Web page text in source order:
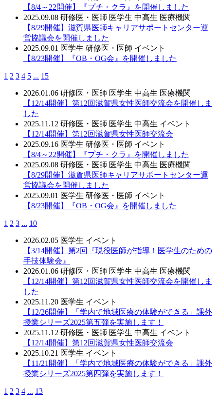
【8/4～22開催】『プチ・クラ』を開催しました
2025.09.08 研修医・医師 医学生 中高生 医療機関
【8/29開催】滋賀県医師キャリアサポートセンター運
営協議会を開催しました
2025.09.01 医学生 研修医・医師 イベント
【8/23開催】『OB・OG会』を開催しました
1 2 3 4 5 ... 15
2026.01.06 研修医・医師 医学生 中高生 医療機関
【12/14開催】第12回滋賀県女性医師交流会を開催しま
した
2025.11.12 研修医・医師 医学生 中高生 イベント
【12/14開催】第12回滋賀県女性医師交流会
2025.09.16 医学生 研修医・医師 イベント
【8/4～22開催】『プチ・クラ』を開催しました
2025.09.08 研修医・医師 医学生 中高生 医療機関
【8/29開催】滋賀県医師キャリアサポートセンター運
営協議会を開催しました
2025.09.01 医学生 研修医・医師 イベント
【8/23開催】『OB・OG会』を開催しました
1 2 3 ... 10
2026.02.05 医学生 イベント
【3/14開催】第2回『現役医師が指導！医学生のための
手技体験会』
2026.01.06 研修医・医師 医学生 中高生 医療機関
【12/14開催】第12回滋賀県女性医師交流会を開催しま
した
2025.11.20 医学生 イベント
【12/26開催】「学内で地域医療の体験ができる」課外
授業シリーズ2025第五弾を実施します！
2025.11.12 研修医・医師 医学生 中高生 イベント
【12/14開催】第12回滋賀県女性医師交流会
2025.10.21 医学生 イベント
【11/21開催】「学内で地域医療の体験ができる」課外
授業シリーズ2025第四弾を実施します！
1 2 3 4 ... 13